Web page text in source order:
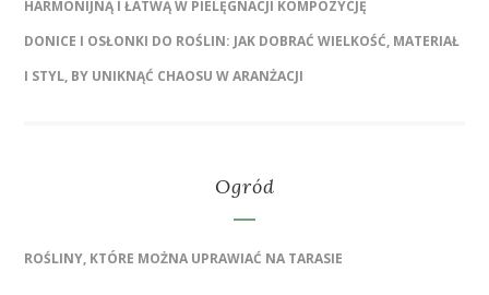
HARMONIJNĄ I ŁATWĄ W PIELĘGNACJI KOMPOZYCJĘ
DONICE I OSŁONKI DO ROŚLIN: JAK DOBRAĆ WIELKOŚĆ, MATERIAŁ
I STYL, BY UNIKNĄĆ CHAOSU W ARANŻACJI
Ogród
ROŚLINY, KTÓRE MOŻNA UPRAWIAĆ NA TARASIE